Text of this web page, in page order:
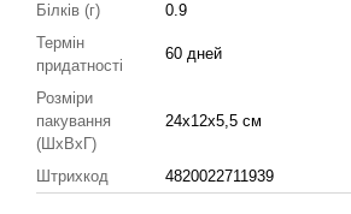
Білків (г)
0.9
Термін
придатності
60 дней
Розміри
пакування
(ШхВхГ)
24x12x5,5 см
Штрихкод 4820022711939